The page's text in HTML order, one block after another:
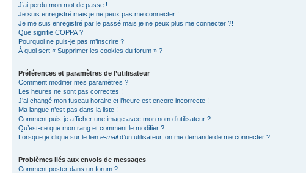
J’ai perdu mon mot de passe !
Je suis enregistré mais je ne peux pas me connecter !
Je me suis enregistré par le passé mais je ne peux plus me connecter ?!
Que signifie COPPA ?
Pourquoi ne puis-je pas m’inscrire ?
À quoi sert « Supprimer les cookies du forum » ?
Préférences et paramètres de l’utilisateur
Comment modifier mes paramètres ?
Les heures ne sont pas correctes !
J’ai changé mon fuseau horaire et l’heure est encore incorrecte !
Ma langue n’est pas dans la liste !
Comment puis-je afficher une image avec mon nom d’utilisateur ?
Qu’est-ce que mon rang et comment le modifier ?
Lorsque je clique sur le lien e-maild’un utilisateur, on me demande de me connecter ?
Problèmes liés aux envois de messages
Comment poster dans un forum ?